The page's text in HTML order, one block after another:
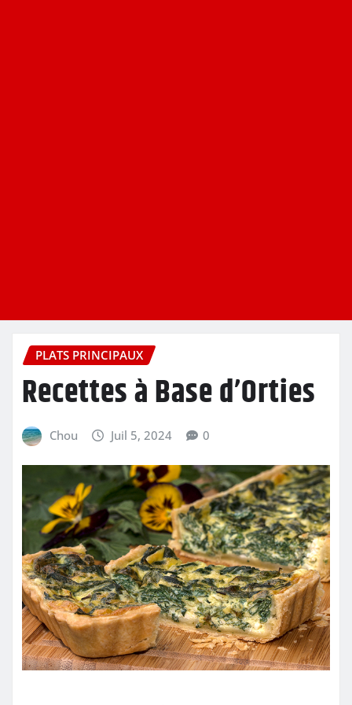
PLATS PRINCIPAUX
Recettes à Base d’Orties
Chou Juil 5, 2024 0